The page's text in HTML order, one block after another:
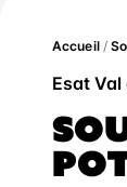
Accueil/
Esat Val